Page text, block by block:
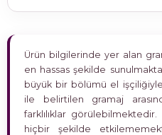
Ürün bilgilerinde yer alan
en hassas şekilde
büyük bir bölümü el
ile belirtilen gramaj
farklılıklar
hiçbir şekilde